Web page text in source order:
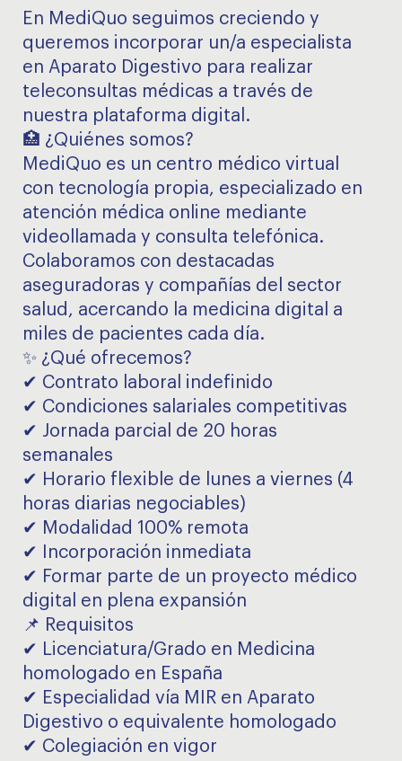
En MediQuo seguimos creciendo y
queremos incorporar un/a especialista
en Aparato Digestivo para realizar
teleconsultas médicas a través de
nuestra plataforma digital.
🏥 ¿Quiénes somos?
MediQuo es un centro médico virtual
con tecnología propia, especializado en
atención médica online mediante
videollamada y consulta telefónica.
Colaboramos con destacadas
aseguradoras y compañías del sector
salud, acercando la medicina digital a
miles de pacientes cada día.
✨ ¿Qué ofrecemos?
✔ Contrato laboral indefinido
✔ Condiciones salariales competitivas
✔ Jornada parcial de 20 horas
semanales
✔ Horario flexible de lunes a viernes (4
horas diarias negociables)
✔ Modalidad 100% remota
✔ Incorporación inmediata
✔ Formar parte de un proyecto médico
digital en plena expansión
📌 Requisitos
✔ Licenciatura/Grado en Medicina
homologado en España
✔ Especialidad vía MIR en Aparato
Digestivo o equivalente homologado
✔ Colegiación en vigor